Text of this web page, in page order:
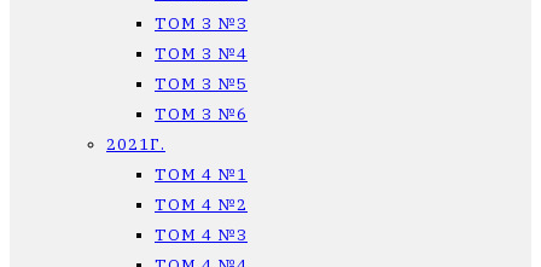
ТОМ 3 №3
ТОМ 3 №4
ТОМ 3 №5
ТОМ 3 №6
2021Г.
ТОМ 4 №1
ТОМ 4 №2
ТОМ 4 №3